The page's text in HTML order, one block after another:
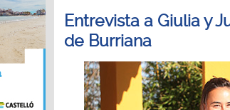
Entrevista a Giulia y
de Burriana